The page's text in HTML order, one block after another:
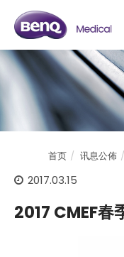
首页 讯息公佈
2017.03.15
2017 CMEF春